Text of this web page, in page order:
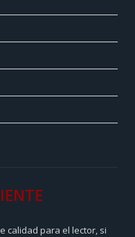
calidad para el lector, si